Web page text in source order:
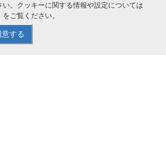
。クッキーに関する情報や設定については
をご覧ください。
意する